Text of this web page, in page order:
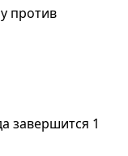
против
завершится 1